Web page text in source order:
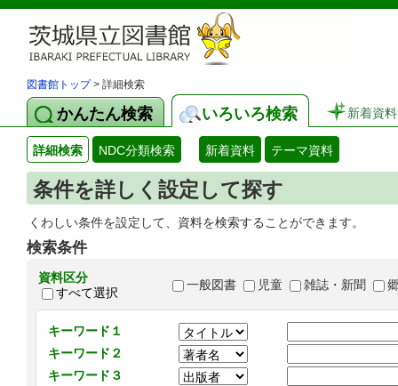
図書館トップ> 詳細検索
かんたん検索 いろいろ検索 新着資料
詳細検索 NDC分類検索 新着資料 テーマ資料
条件を詳しく設定して探す
くわしい条件を設定して、資料を検索することができます。
検索条件
資料区分
すべて選択
一般図書 児童 雑誌・新聞
キーワード１
キーワード２
キーワード３